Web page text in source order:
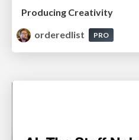
Producing Creativity
orderedlist
PRO